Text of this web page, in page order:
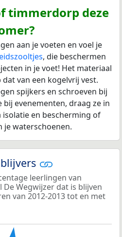
timmerdorp deze
aan je voeten en voel je
, die beschermen
in je voet! Het materiaal
van een kogelvrij vest.
spijkers en schroeven bij
evenementen, draag ze in
isolatie en bescherming of
je waterschoenen.
leerlingen van
Wegwijzer dat is blijven
van 2012-2013 tot en met